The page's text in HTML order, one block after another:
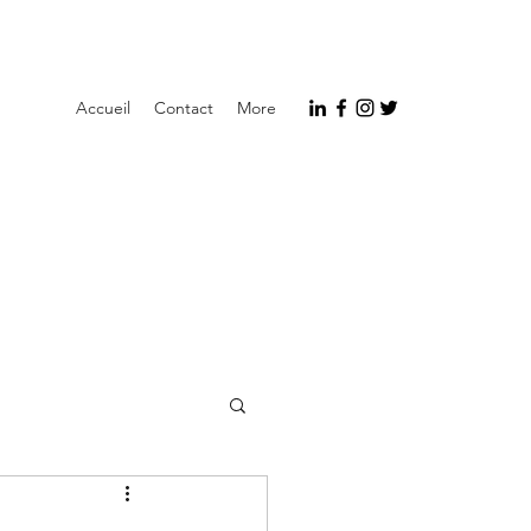
Accueil Contact More